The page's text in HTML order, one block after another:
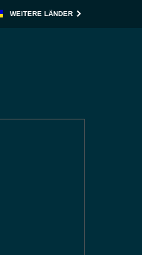
WEITERE LÄNDER